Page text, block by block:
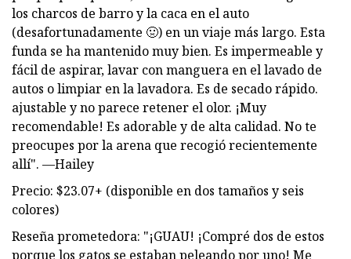
los charcos de barro y la caca en el auto
(desafortunadamente 🤢) en un viaje más largo. Esta
funda se ha mantenido muy bien. Es impermeable y
fácil de aspirar, lavar con manguera en el lavado de
autos o limpiar en la lavadora. Es de secado rápido.
ajustable y no parece retener el olor. ¡Muy
recomendable! Es adorable y de alta calidad. No te
preocupes por la arena que recogió recientemente
allí". —Hailey
Precio: $23.07+ (disponible en dos tamaños y seis
colores)
Reseña prometedora: "¡GUAU! ¡Compré dos de estos
porque los gatos se estaban peleando por uno! Me